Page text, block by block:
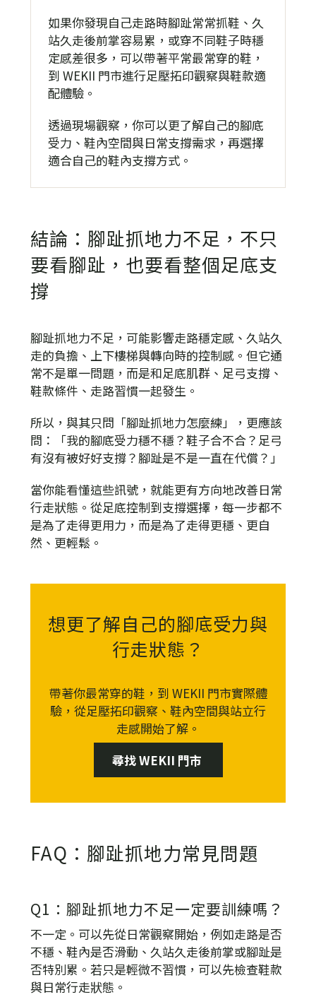
如果你發現自己走路時腳趾常常抓鞋、久
站久走後前掌容易累，或穿不同鞋子時穩
定感差很多，可以帶著平常最常穿的鞋，
到 WEKII 門市進行足壓拓印觀察與鞋款適
配體驗。
透過現場觀察，你可以更了解自己的腳底
受力、鞋內空間與日常支撐需求，再選擇
適合自己的鞋內支撐方式。
結論：腳趾抓地力不足，不只
要看腳趾，也要看整個足底支
撐
腳趾抓地力不足，可能影響走路穩定感、久站久
走的負擔、上下樓梯與轉向時的控制感。但它通
常不是單一問題，而是和足底肌群、足弓支撐、
鞋款條件、走路習慣一起發生。
所以，與其只問「腳趾抓地力怎麼練」，更應該
問：「我的腳底受力穩不穩？鞋子合不合？足弓
有沒有被好好支撐？腳趾是不是一直在代償？」
當你能看懂這些訊號，就能更有方向地改善日常
行走狀態。從足底控制到支撐選擇，每一步都不
是為了走得更用力，而是為了走得更穩、更自
然、更輕鬆。
想更了解自己的腳底受力與
行走狀態？
帶著你最常穿的鞋，到 WEKII 門市實際體
驗，從足壓拓印觀察、鞋內空間與站立行
走感開始了解。
尋找 WEKII 門市
FAQ：腳趾抓地力常見問題
Q1：腳趾抓地力不足一定要訓練嗎？
不一定。可以先從日常觀察開始，例如走路是否
不穩、鞋內是否滑動、久站久走後前掌或腳趾是
否特別累。若只是輕微不習慣，可以先檢查鞋款
與日常行走狀態。